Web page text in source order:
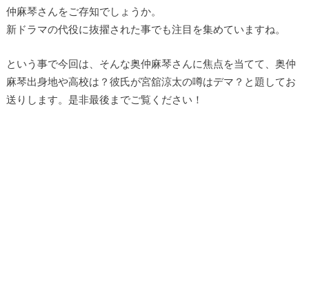
仲麻琴さんをご存知でしょうか。
新ドラマの代役に抜擢された事でも注目を集めていますね。
という事で今回は、そんな奥仲麻琴さんに焦点を当てて、奥仲
麻琴出身地や高校は？彼氏が宮舘涼太の噂はデマ？と題してお
送りします。是非最後までご覧ください！